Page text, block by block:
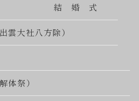
結 婚 式
雲大社八方除）
体祭）